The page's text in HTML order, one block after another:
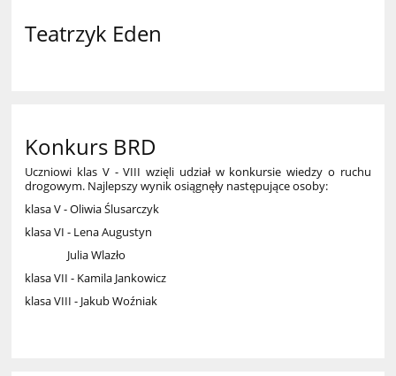
Teatrzyk Eden
Konkurs BRD
Uczniowi klas V - VIII wzięli udział w konkursie wiedzy o ruchu
drogowym. Najlepszy wynik osiągnęły następujące osoby:
klasa V - Oliwia Ślusarczyk
klasa VI - Lena Augustyn
Julia Wlazło
klasa VII - Kamila Jankowicz
klasa VIII - Jakub Woźniak